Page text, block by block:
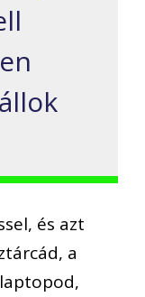
és azt
a